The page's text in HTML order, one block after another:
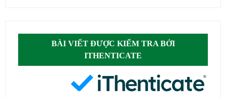
BÀI VIẾT ĐƯỢC KIỂM TRA BỞI
ITHENTICATE